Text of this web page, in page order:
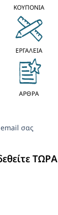
ΚΟΥΠΟΝΙΑ
ΕΡΓΑΛΕΙΑ
ΑΡΘΡΑ
σας
ΤΩΡΑ